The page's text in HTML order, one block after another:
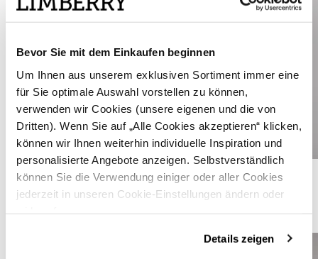
Bevor Sie mit dem Einkaufen beginnen
Um Ihnen aus unserem exklusiven Sortiment immer eine
für Sie optimale Auswahl vorstellen zu können,
verwenden wir Cookies (unsere eigenen und die von
Dritten). Wenn Sie auf „Alle Cookies akzeptieren“ klicken,
können wir Ihnen weiterhin individuelle Inspiration und
personalisierte Angebote anzeigen. Selbstverständlich
können Sie die Verwendung einiger oder aller Cookies
jederzeit in unseren Cookie-Einstellungen ändern oder
Details zeigen
Steinbraune Lederhose - LEOPOLD STEIN
ÄHNLICHE STYLES